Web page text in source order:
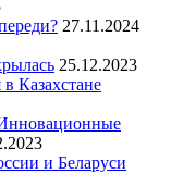
27.11.2024
25.12.2023
Казахстане
и Беларуси